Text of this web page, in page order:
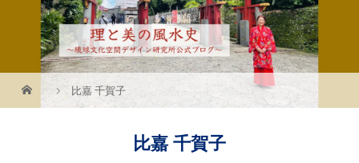
比嘉 千賀子
比嘉 千賀子